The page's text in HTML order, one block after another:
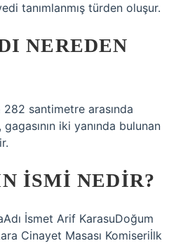
tanımlanmış türden oluşur.
NEREDEN
282 santimetre arasında
iki yanında bulunan
ISMI NEDIR?
İsmet Arif KarasuDoğum
Cinayet Masası Komiseriİlk